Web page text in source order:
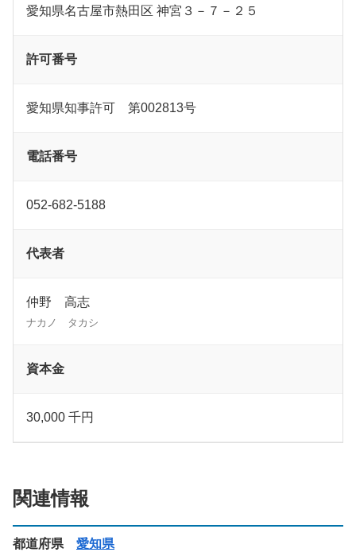
愛知県名古屋市熱田区 神宮３－７－２５
許可番号
愛知県知事許可 第002813号
電話番号
052-682-5188
代表者
仲野 高志
ナカノ タカシ
資本金
30,000 千円
関連情報
都道府県 愛知県